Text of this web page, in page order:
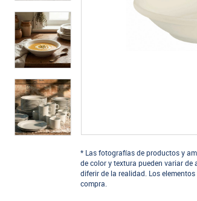
* Las fotografías de productos y
de color y textura pueden variar
diferir de la realidad. Los
compra.